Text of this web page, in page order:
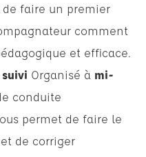
faire un premier
comment
et efficace.
Organisé à mi-
conduite
permet de faire le
de corriger